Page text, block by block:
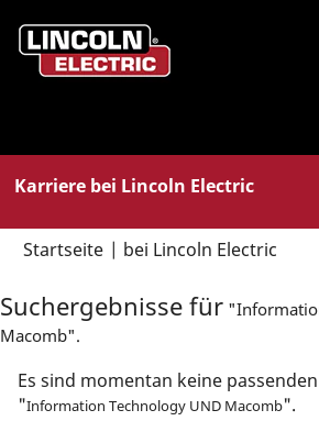
Karriere bei Lincoln Electric
Startseite | bei Lincoln Electric
Suchergebnisse für
Macomb".
Es sind momentan keine
"Information Technology UND Macomb".